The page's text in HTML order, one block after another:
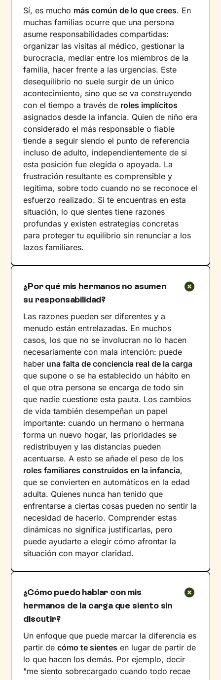
Sí, es mucho más común de lo que crees. En
muchas familias ocurre que una persona
asume responsabilidades compartidas:
organizar las visitas al médico, gestionar la
burocracia, mediar entre los miembros de la
familia, hacer frente a las urgencias. Este
desequilibrio no suele surgir de un único
acontecimiento, sino que se va construyendo
con el tiempo a través de roles implícitos
asignados desde la infancia. Quien de niño era
considerado el más responsable o fiable
tiende a seguir siendo el punto de referencia
incluso de adulto, independientemente de si
esta posición fue elegida o apoyada. La
frustración resultante es comprensible y
legítima, sobre todo cuando no se reconoce el
esfuerzo realizado. Si te encuentras en esta
situación, lo que sientes tiene razones
profundas y existen estrategias concretas
para proteger tu equilibrio sin renunciar a los
lazos familiares.
¿Por qué mis hermanos no asumen
su responsabilidad?
Las razones pueden ser diferentes y a
menudo están entrelazadas. En muchos
casos, los que no se involucran no lo hacen
necesariamente con mala intención: puede
haber una falta de conciencia real de la carga
que supone o se ha establecido un hábito en
el que otra persona se encarga de todo sin
que nadie cuestione esta pauta. Los cambios
de vida también desempeñan un papel
importante: cuando un hermano o hermana
forma un nuevo hogar, las prioridades se
redistribuyen y las distancias pueden
acentuarse. A esto se añade el peso de los
roles familiares construidos en la infancia,
que se convierten en automáticos en la edad
adulta. Quienes nunca han tenido que
enfrentarse a ciertas cosas pueden no sentir la
necesidad de hacerlo. Comprender estas
dinámicas no significa justificarlas, pero
puede ayudarte a elegir cómo afrontar la
situación con mayor claridad.
¿Cómo puedo hablar con mis
hermanos de la carga que siento sin
discutir?
Un enfoque que puede marcar la diferencia es
partir decómo te sientes en lugar de partir de
lo que hacen los demás. Por ejemplo, decir
"me siento sobrecargado cuando todo recae